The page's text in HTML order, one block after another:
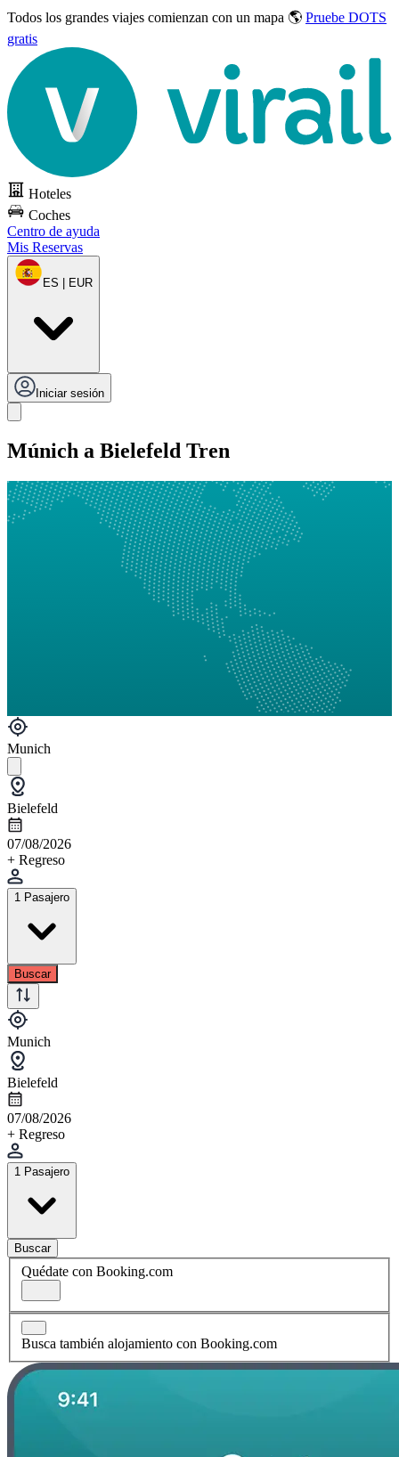
Todos los grandes viajes comienzan con un mapa 🌎 Pruebe DOTS
gratis
Hoteles
Coches
Centro de ayuda
Mis Reservas
ES | EUR
Iniciar sesión
Múnich a Bielefeld Tren
Munich
Bielefeld
07/08/2026
+ Regreso
1 Pasajero
Buscar
Munich
Bielefeld
07/08/2026
+ Regreso
1 Pasajero
Buscar
Quédate con Booking.com
Busca también alojamiento con Booking.com